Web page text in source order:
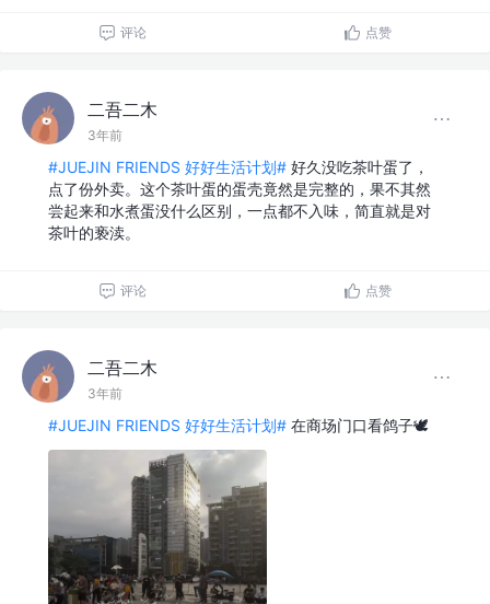
评论 点赞
二吾二木
3年前
#JUEJIN FRIENDS 好好生活计划# 好久没吃茶叶蛋了，
点了份外卖。这个茶叶蛋的蛋壳竟然是完整的，果不其然
尝起来和水煮蛋没什么区别，一点都不入味，简直就是对
茶叶的亵渎。
评论 点赞
二吾二木
3年前
#JUEJIN FRIENDS 好好生活计划# 在商场门口看鸽子🕊️